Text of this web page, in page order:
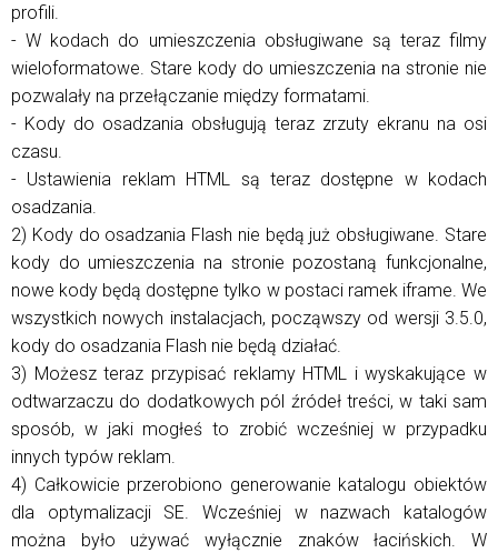
profili.
- W kodach do umieszczenia obsługiwane są teraz filmy
wieloformatowe. Stare kody do umieszczenia na stronie nie
pozwalały na przełączanie między formatami.
- Kody do osadzania obsługują teraz zrzuty ekranu na osi
czasu.
- Ustawienia reklam HTML są teraz dostępne w kodach
osadzania.
2) Kody do osadzania Flash nie będą już obsługiwane. Stare
kody do umieszczenia na stronie pozostaną funkcjonalne,
nowe kody będą dostępne tylko w postaci ramek iframe. We
wszystkich nowych instalacjach, począwszy od wersji 3.5.0,
kody do osadzania Flash nie będą działać.
3) Możesz teraz przypisać reklamy HTML i wyskakujące w
odtwarzaczu do dodatkowych pól źródeł treści, w taki sam
sposób, w jaki mogłeś to zrobić wcześniej w przypadku
innych typów reklam.
4) Całkowicie przerobiono generowanie katalogu obiektów
dla optymalizacji SE. Wcześniej w nazwach katalogów
można było używać wyłącznie znaków łacińskich. W